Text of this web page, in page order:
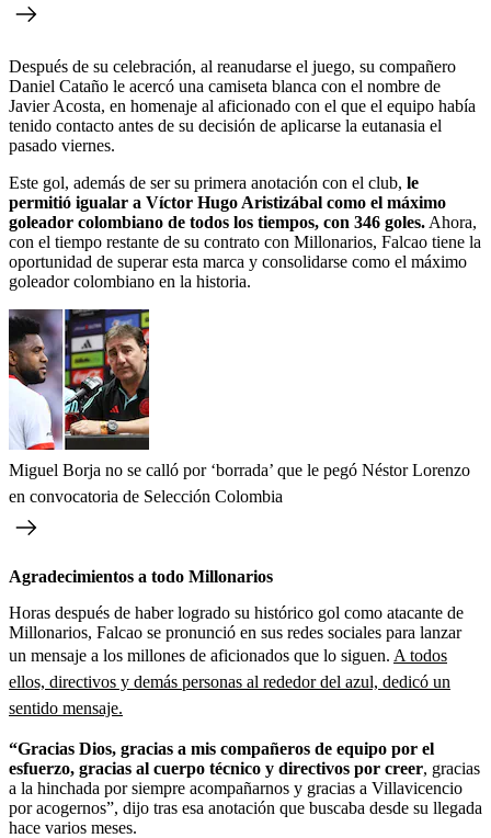
Después de su celebración, al reanudarse el juego, su compañero
Daniel Cataño le acercó una camiseta blanca con el nombre de
Javier Acosta, en homenaje al aficionado con el que el equipo había
tenido contacto antes de su decisión de aplicarse la eutanasia el
pasado viernes.
Este gol, además de ser su primera anotación con el club, le
permitió igualar a Víctor Hugo Aristizábal como el máximo
goleador colombiano de todos los tiempos, con 346 goles. Ahora,
con el tiempo restante de su contrato con Millonarios, Falcao tiene la
oportunidad de superar esta marca y consolidarse como el máximo
goleador colombiano en la historia.
Miguel Borja no se calló por ‘borrada’ que le pegó Néstor Lorenzo
en convocatoria de Selección Colombia
Agradecimientos a todo Millonarios
Horas después de haber logrado su histórico gol como atacante de
Millonarios, Falcao se pronunció en sus redes sociales para lanzar
un mensaje a los millones de aficionados que lo siguen. A todos
ellos, directivos y demás personas al rededor del azul, dedicó un
sentido mensaje.
“Gracias Dios, gracias a mis compañeros de equipo por el
esfuerzo, gracias al cuerpo técnico y directivos por creer, gracias
a la hinchada por siempre acompañarnos y gracias a Villavicencio
por acogernos”, dijo tras esa anotación que buscaba desde su llegada
hace varios meses.